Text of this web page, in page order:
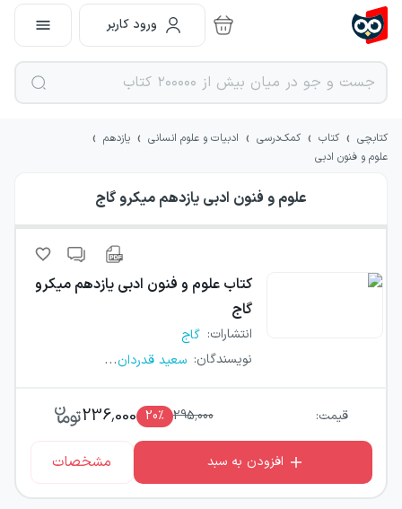
ورود کاربر
کتابچی › کتاب › کمک‌درسی › ادبیات و علوم انسانی › یازدهم ›
علوم و فنون ادبی
علوم و فنون ادبی یازدهم میکرو گاج
کتاب علوم و فنون ادبی یازدهم میکرو
گاج
انتشارات: گاج
نویسندگان: سعید قدردان...
قیمت: 295,000
20٪ 236,000
افزودن به سبد مشخصات